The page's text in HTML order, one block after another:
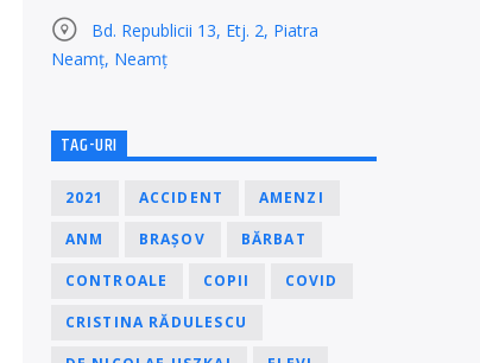
Bd. Republicii 13, Etj. 2, Piatra
Neamț, Neamț
TAG-URI
2021 ACCIDENT AMENZI
ANM BRAȘOV BĂRBAT
CONTROALE COPII COVID
CRISTINA RĂDULESCU